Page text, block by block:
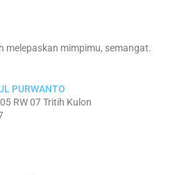
melepaskan mimpimu, semangat.
PURWANTO
RW 07 Tritih Kulon